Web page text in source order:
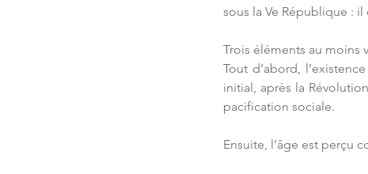
sous la Ve République : il
Trois éléments au moins
Tout d’abord,
initial, après la
pacification sociale.
Ensuite, l’âge est perçu